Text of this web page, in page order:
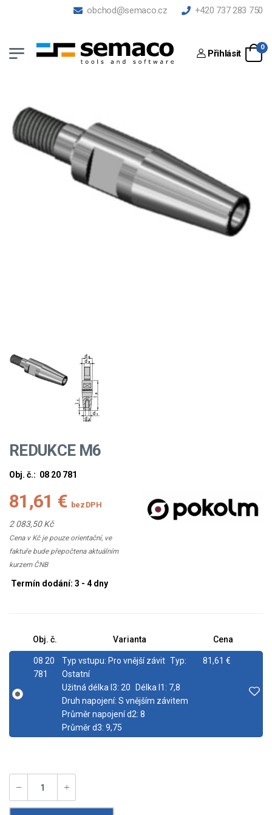
obchod@semaco.cz +420 737 283 750
Přihlásit
0
REDUKCE M6
Obj. č.: 08 20 781
81,61 € bez DPH
2 083,50 Kč
Cena v Kč je pouze orientační, ve
faktuře bude přepočtena aktuálním
kurzem ČNB
Termín dodání: 3 - 4 dny
Obj. č. Varianta Cena
08 20
781
Typ vstupu: Pro vnější závit Typ:
Ostatní
Užitná délka l3: 20 Délka l1: 7,8
Druh napojení: S vnějším závitem
Průměr napojení d2: 8
Průměr d3: 9,75
81,61 €